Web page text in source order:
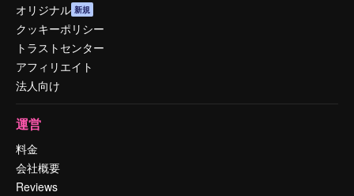
オリジナル 新規
クッキーポリシー
トラストセンター
アフィリエイト
法人向け
運営
料金
会社概要
Reviews